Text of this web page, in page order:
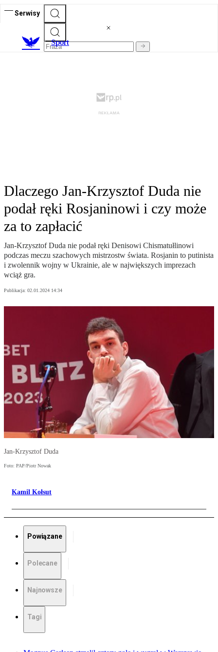
Serwisy
Sport
Dlaczego Jan-Krzysztof Duda nie
podał ręki Rosjaninowi i czy może
za to zapłacić
Jan-Krzysztof Duda nie podał ręki Denisowi Chismatułlinowi
podczas meczu szachowych mistrzostw świata. Rosjanin to putinista
i zwolennik wojny w Ukrainie, ale w największych imprezach
wciąż gra.
Publikacja: 02.01.2024 14:34
Jan-Krzysztof Duda
Foto: PAP/Piotr Nowak
Kamil Kołsut
Powiązane
Polecane
Najnowsze
Tagi